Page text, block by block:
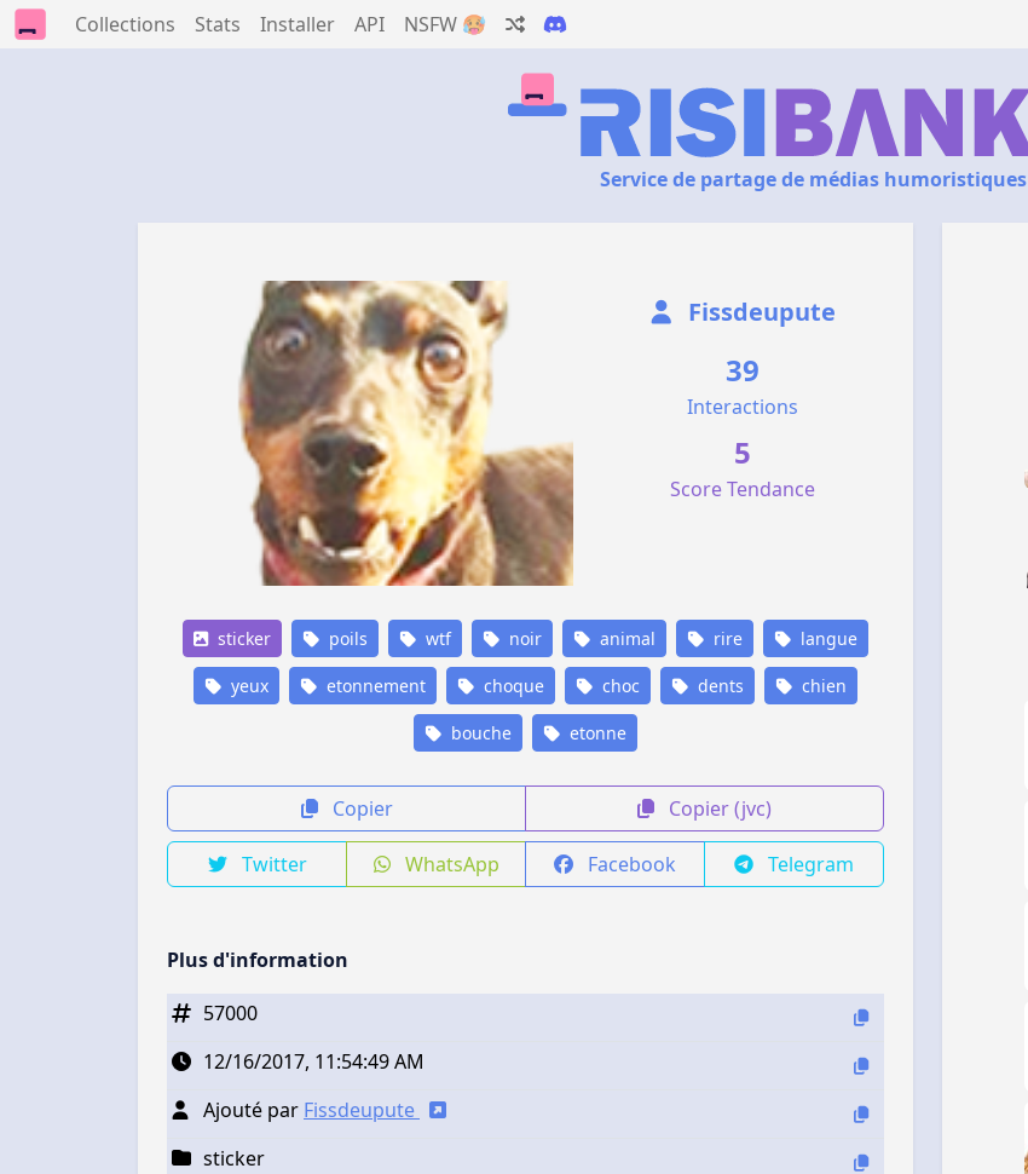
Collections Stats Installer API NSFW 🥵
Service de partage de médias humoristiques
Fissdeupute
39
Interactions
5
Score Tendance
sticker poils wtf noir animal rire langue
yeux etonnement choque choc dents chien
bouche etonne
Copier Copier (jvc)
Twitter WhatsApp Facebook Telegram
Plus d'information
57000
12/16/2017, 11:54:49 AM
Ajouté par Fissdeupute
sticker